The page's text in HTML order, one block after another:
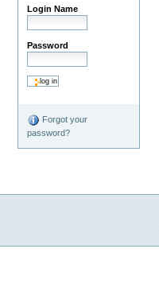
Login Name
Password
Forgot your
password?